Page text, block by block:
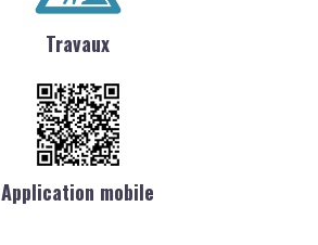
Travaux
Application mobile